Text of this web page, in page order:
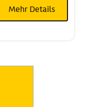
Mehr Details